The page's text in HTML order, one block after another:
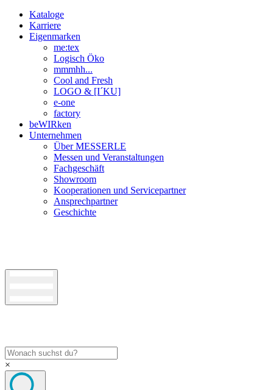
Kataloge
Karriere
Eigenmarken
me:tex
Logisch Öko
mmmhh...
Cool and Fresh
LOGO & [I´KU]
e-one
factory
beWIRken
Unternehmen
Über MESSERLE
Messen und Veranstaltungen
Fachgeschäft
Showroom
Kooperationen und Servicepartner
Ansprechpartner
Geschichte
×